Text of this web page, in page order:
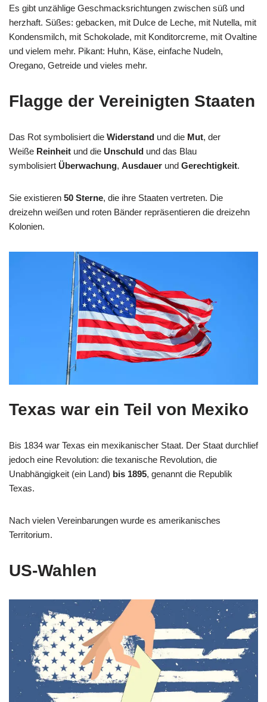
Es gibt unzählige Geschmacksrichtungen zwischen süß und
herzhaft. Süßes: gebacken, mit Dulce de Leche, mit Nutella, mit
Kondensmilch, mit Schokolade, mit Konditorcreme, mit Ovaltine
und vielem mehr. Pikant: Huhn, Käse, einfache Nudeln,
Oregano, Getreide und vieles mehr.
Flagge der Vereinigten Staaten
Das Rot symbolisiert die Widerstand und die Mut, der
Weiße Reinheit und die Unschuld und das Blau
symbolisiert Überwachung, Ausdauer und Gerechtigkeit.
Sie existieren 50 Sterne, die ihre Staaten vertreten. Die
dreizehn weißen und roten Bänder repräsentieren die dreizehn
Kolonien.
Texas war ein Teil von Mexiko
Bis 1834 war Texas ein mexikanischer Staat. Der Staat durchlief
jedoch eine Revolution: die texanische Revolution, die
Unabhängigkeit (ein Land) bis 1895, genannt die Republik
Texas.
Nach vielen Vereinbarungen wurde es amerikanisches
Territorium.
US-Wahlen